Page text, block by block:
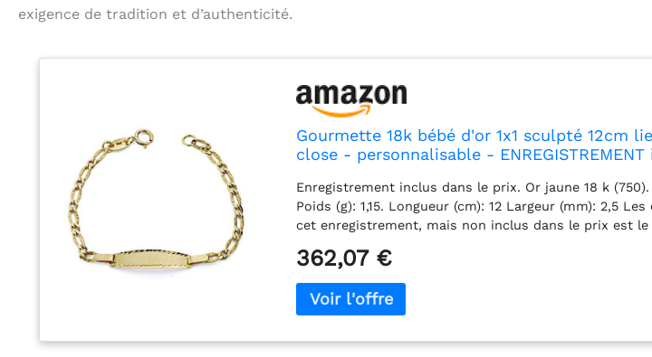
exigence de tradition et d’authenticité.
Gourmette 18k bébé d'or 1x1 sculpté 12cm
close - personnalisable -
Enregistrement inclus dans le prix. Or jaune 18 k (750).
Poids (g): 1,15. Longueur (cm): 12 Largeur (mm): 2,5
cet enregistrement, mais non inclus dans le prix est le
initial (joints), le nom et la date inclus dans le prix -
peuvent pas retourner - Une fois la commande,
à enregistrer..
362,07 €